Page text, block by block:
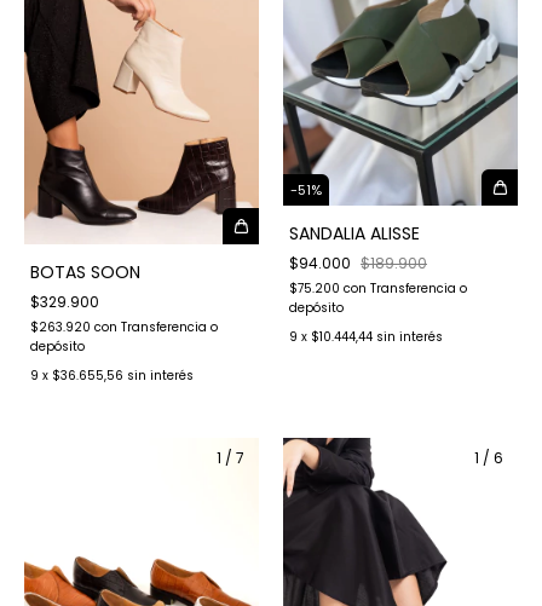
BOTAS SOON
$329.900
$263.920 con Transferencia o
depósito
9 x $36.655,56 sin interés
-51%
SANDALIA ALISSE
$94.000 $189.900
$75.200 con Transferencia o
depósito
9 x $10.444,44 sin interés
1 / 7 1 / 6